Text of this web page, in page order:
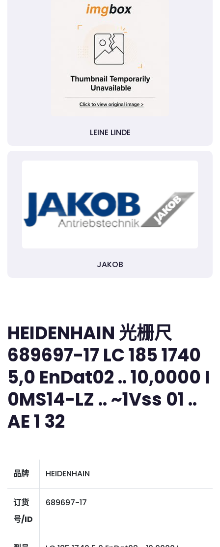
LEINE LINDE
JAKOB
HEIDENHAIN 光栅尺
689697-17 LC 185 1740
5,0 EnDat02 .. 10,0000 I
0MS14-LZ .. ~1Vss 01 ..
AE 1 32
品牌 HEIDENHAIN
订货
号/ID
689697-17